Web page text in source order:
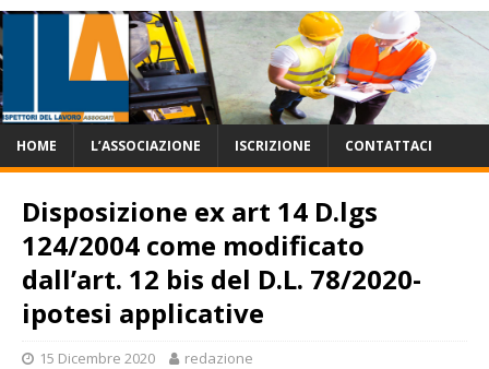
HOME L’ASSOCIAZIONE ISCRIZIONE CONTATTACI
Disposizione ex art 14 D.lgs
124/2004 come modificato
dall’art. 12 bis del D.L. 78/2020-
ipotesi applicative
15 Dicembre 2020 redazione